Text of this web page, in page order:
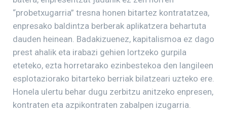
“probetxugarria” tresna honen bitartez kontratatzea,
enpresako baldintza berberak aplikatzera behartuta
dauden heinean. Badakizuenez, kapitalismoa ez dago
prest ahalik eta irabazi gehien lortzeko gurpila
eteteko, ezta horretarako ezinbestekoa den langileen
esplotaziorako bitarteko berriak bilatzeari uzteko ere.
Honela ulertu behar dugu zerbitzu anitzeko enpresen,
kontraten eta azpikontraten zabalpen izugarria.